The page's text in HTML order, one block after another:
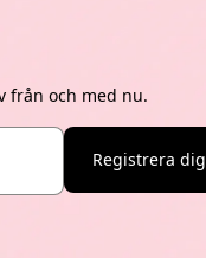
från och med nu.
Registrera dig